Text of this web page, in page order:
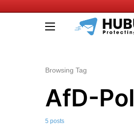
Browsing Tag
AfD-
5 posts